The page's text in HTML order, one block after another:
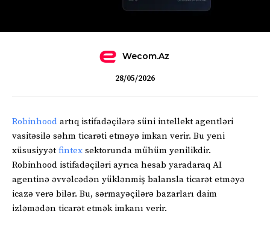
Wecom.az
28/05/2026
Robinhood artıq istifadəçilərə süni intellekt agentləri
vasitəsilə səhm ticarəti etməyə imkan verir. Bu yeni
xüsusiyyət fintex sektorunda mühüm yenilikdir.
Robinhood istifadəçiləri ayrıca hesab yaradaraq AI
agentinə əvvəlcədən yüklənmiş balansla ticarət etməyə
icazə verə bilər. Bu, sərmayəçilərə bazarları daim
izləmədən ticarət etmək imkanı verir.